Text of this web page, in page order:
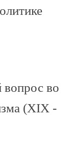
во
(XIX -